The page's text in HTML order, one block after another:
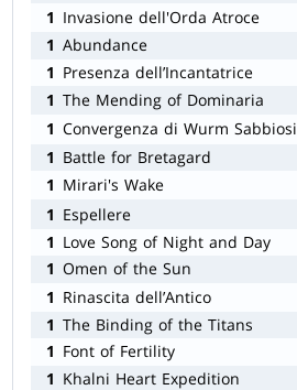
1 Invasione dell'Orda Atroce
1 Abundance
1 Presenza dell’Incantatrice
1 The Mending of Dominaria
1 Convergenza di Wurm Sabbiosi
1 Battle for Bretagard
1 Mirari's Wake
1 Espellere
1 Love Song of Night and Day
1 Omen of the Sun
1 Rinascita dell’Antico
1 The Binding of the Titans
1 Font of Fertility
1 Khalni Heart Expedition